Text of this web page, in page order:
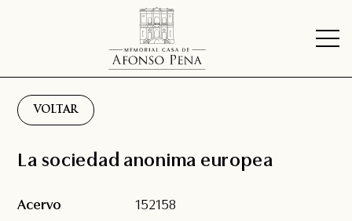
VOLTAR
La sociedad anonima europea
Acervo 152158